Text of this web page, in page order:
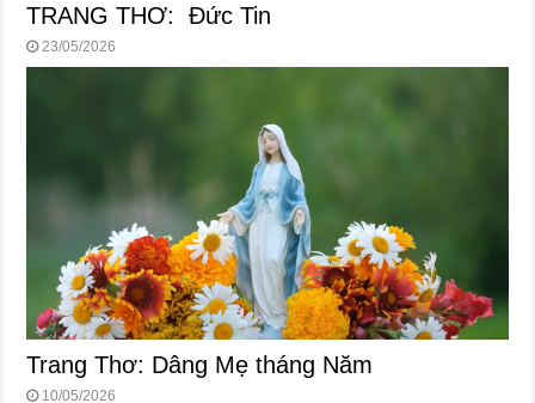
TRANG THƠ: Đức Tin
23/05/2026
Trang Thơ: Dâng Mẹ tháng Năm
10/05/2026